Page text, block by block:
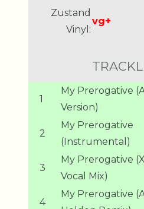
Zustand
Vinyl:
vg+
1
My Prerogative
Version)
2
My Prerogative
(Instrumental)
3
My Prerogative
Vocal Mix)
4
My Prerogative